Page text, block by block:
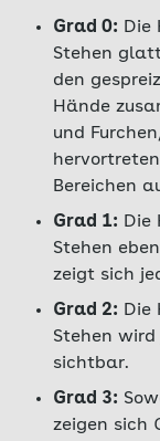
Grad 0: Die
Stehen
den
Hände
und
Bereichen
Grad 1: Die
Stehen
zeigt sich
Grad 2: Die
Stehen
sichtbar.
Grad 3:
zeigen sich